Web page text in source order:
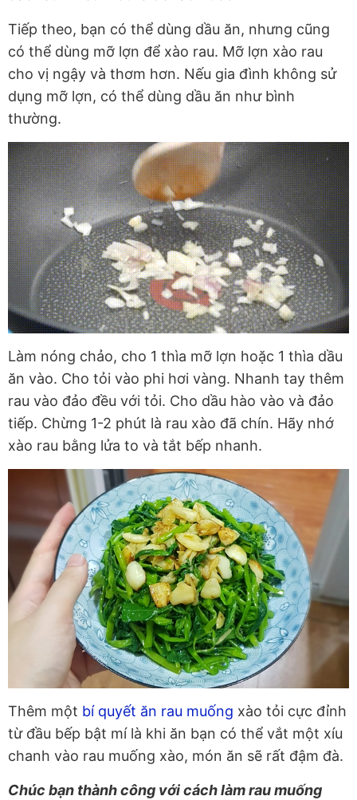
Tiếp theo, bạn có thể dùng dầu ăn, nhưng cũng
có thể dùng mỡ lợn để xào rau. Mỡ lợn xào rau
cho vị ngậy và thơm hơn. Nếu gia đình không sử
dụng mỡ lợn, có thể dùng dầu ăn như bình
thường.
Làm nóng chảo, cho 1 thìa mỡ lợn hoặc 1 thìa dầu
ăn vào. Cho tỏi vào phi hơi vàng. Nhanh tay thêm
rau vào đảo đều với tỏi. Cho dầu hào vào và đảo
tiếp. Chừng 1-2 phút là rau xào đã chín. Hãy nhớ
xào rau bằng lửa to và tắt bếp nhanh.
Thêm một bí quyết ăn rau muống xào tỏi cực đỉnh
từ đầu bếp bật mí là khi ăn bạn có thể vắt một xíu
chanh vào rau muống xào, món ăn sẽ rất đậm đà.
Chúc bạn thành công với cách làm rau muống